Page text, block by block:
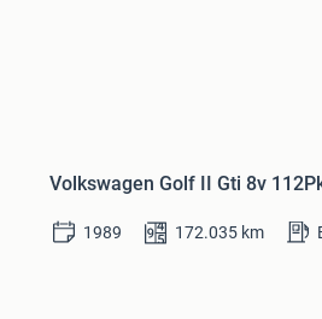
Volkswagen Golf II Gti 8v
1989 172.035 km